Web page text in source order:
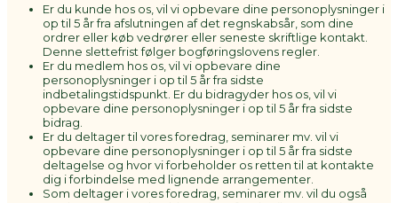
Er du kunde hos os, vil vi opbevare dine personoplysninger i
op til 5 år fra afslutningen af det regnskabsår, som dine
ordrer eller køb vedrører eller seneste skriftlige kontakt.
Denne slettefrist følger bogføringslovens regler.
Er du medlem hos os, vil vi opbevare dine
personoplysninger i op til 5 år fra sidste
indbetalingstidspunkt. Er du bidragyder hos os, vil vi
opbevare dine personoplysninger i op til 5 år fra sidste
bidrag.
Er du deltager til vores foredrag, seminarer mv. vil vi
opbevare dine personoplysninger i op til 5 år fra sidste
deltagelse og hvor vi forbeholder os retten til at kontakte
dig i forbindelse med lignende arrangementer.
Som deltager i vores foredrag, seminarer mv. vil du også